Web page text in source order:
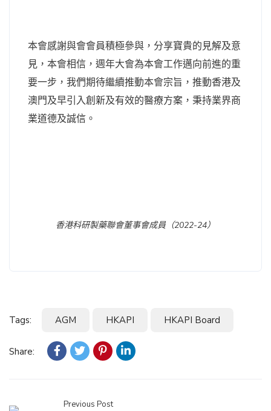
本會感謝與會會員積極參與，分享寶貴的見解及意
見，本會相信，週年大會為本會工作邁向前進的重
要一步，我們期待繼續推動本會宗旨，推動香港及
澳門及早引入創新及有效的醫療方案，秉持業界商
業道德及誠信。
香港科研製藥聯會董事會成員（2022-24）
Tags: AGM HKAPI HKAPI Board
Share:
Previous Post